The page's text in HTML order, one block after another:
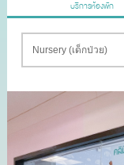
บริการห้องพัก